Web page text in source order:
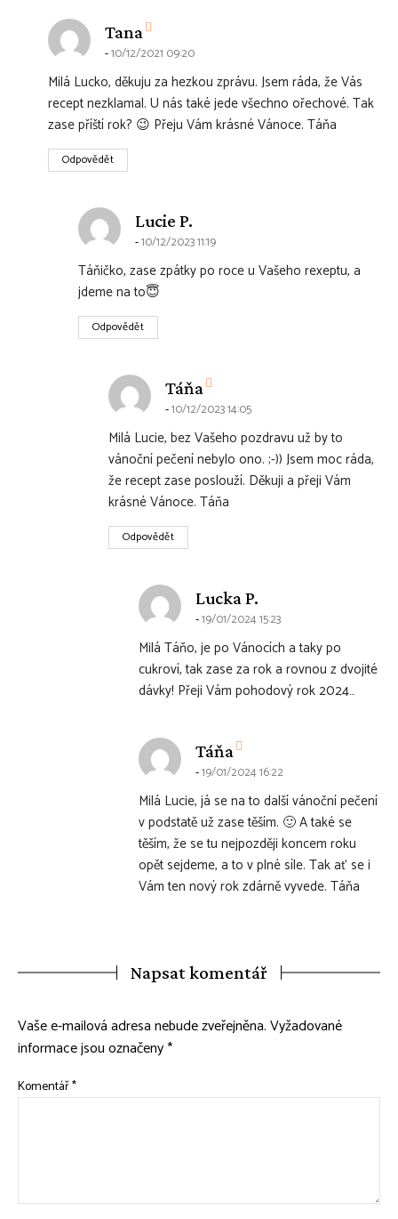
Tana
10/12/2021 09:20
Milá Lucko, děkuju za hezkou zprávu. Jsem ráda, že Vás
recept nezklamal. U nás také jede všechno ořechové. Tak
zase příští rok? 😉 Přeju Vám krásné Vánoce. Táňa
Odpovědět
Lucie P.
10/12/2023 11:19
Táňičko, zase zpátky po roce u Vašeho rexeptu, a
jdeme na to😇
Odpovědět
Táňa
10/12/2023 14:05
Milá Lucie, bez Vašeho pozdravu už by to
vánoční pečení nebylo ono. ;-)) Jsem moc ráda,
že recept zase poslouží. Děkuji a přeji Vám
krásné Vánoce. Táňa
Odpovědět
Lucka P.
19/01/2024 15:23
Milá Táňo, je po Vánocích a taky po
cukroví, tak zase za rok a rovnou z dvojité
dávky! Přeji Vám pohodový rok 2024…
Táňa
19/01/2024 16:22
Milá Lucie, já se na to další vánoční pečení
v podstatě už zase těším. 🙂 A také se
těším, že se tu nejpozději koncem roku
opět sejdeme, a to v plné síle. Tak ať se i
Vám ten nový rok zdárně vyvede. Táňa
Napsat komentář
Vaše e-mailová adresa nebude zveřejněna.Vyžadované
informace jsou označeny*
Komentář*